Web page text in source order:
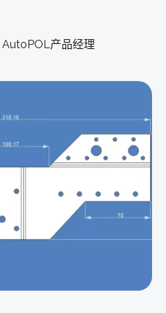
AutoPOL产品经理